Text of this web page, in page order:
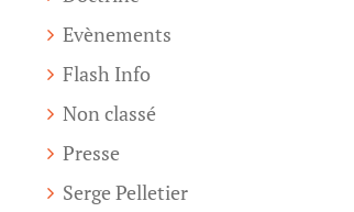
Evènements
Flash Info
Non classé
Presse
Serge Pelletier